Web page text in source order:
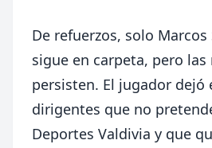
De refuerzos, solo Marcos
sigue en carpeta, pero las
persisten. El jugador dejó
dirigentes que no
Deportes Valdivia y que